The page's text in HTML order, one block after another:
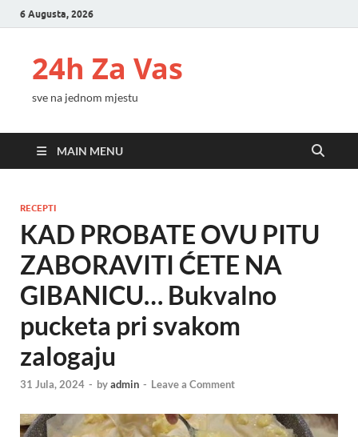
6 Augusta, 2026
24h Za Vas
sve na jednom mjestu
MAIN MENU
RECEPTI
KAD PROBATE OVU PITU
ZABORAVITI ĆETE NA
GIBANICU… Bukvalno
pucketa pri svakom
zalogaju
31 Jula, 2024 - byadmin - Leave a Comment